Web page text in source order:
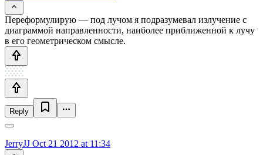
Переформулирую — под лучом я подразумевал излучение с
диаграммой направленности, наиболее приближенной к лучу
в его геометрическом смысле.
Reply
JerryJJ Oct 21 2012 at 11:34